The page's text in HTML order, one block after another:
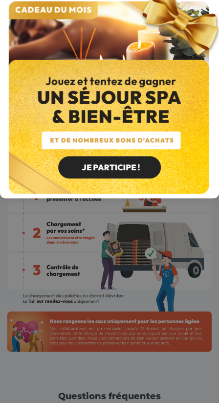
Comment se déroule une livraison ?
Le retrait en Click and Collect
Questions fréquentes